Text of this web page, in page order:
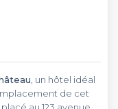
, un hôtel idéal
de cet
au 123 avenue